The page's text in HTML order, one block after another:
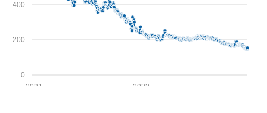
0
200
400
2022
2021